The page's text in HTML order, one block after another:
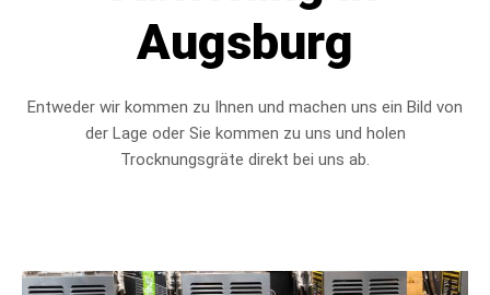
Augsburg
Entweder wir kommen zu Ihnen und machen uns ein Bild von
der Lage oder Sie kommen zu uns und holen
Trocknungsgräte direkt bei uns ab.